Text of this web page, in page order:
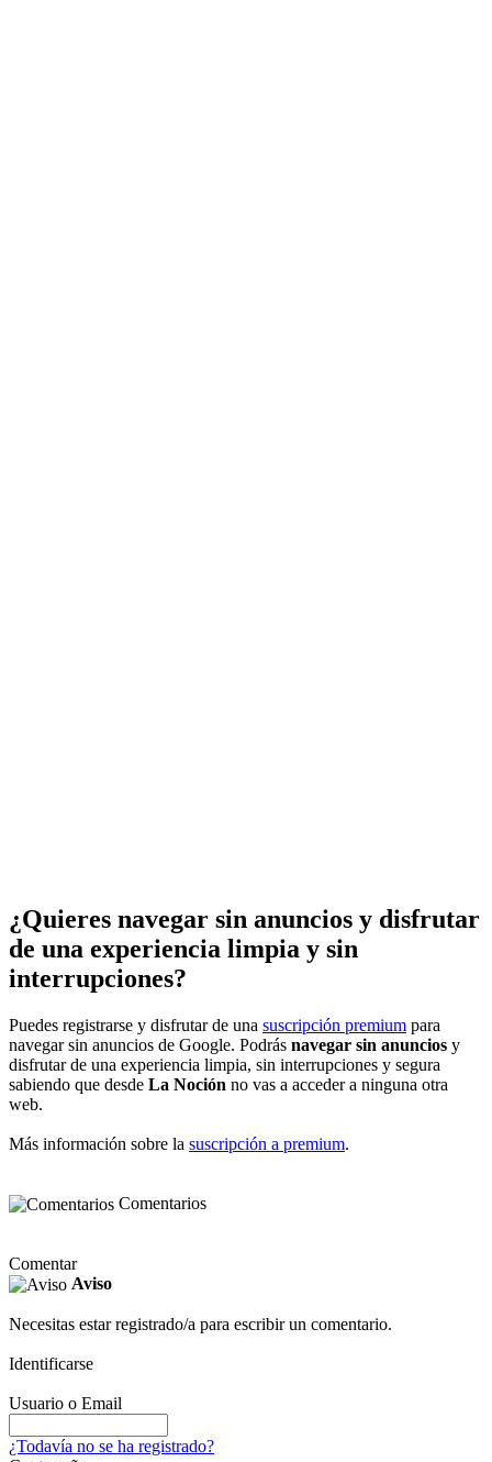
¿Quieres navegar sin anuncios y disfrutar
de una experiencia limpia y sin
interrupciones?
Puedes registrarse y disfrutar de una suscripción premium para
navegar sin anuncios de Google. Podrás navegar sin anuncios y
disfrutar de una experiencia limpia, sin interrupciones y segura
sabiendo que desde La Noción no vas a acceder a ninguna otra
web.
Más información sobre la suscripción a premium.
Comentarios
Comentar
Aviso
Necesitas estar registrado/a para escribir un comentario.
Identificarse
Usuario o Email
¿Todavía no se ha registrado?